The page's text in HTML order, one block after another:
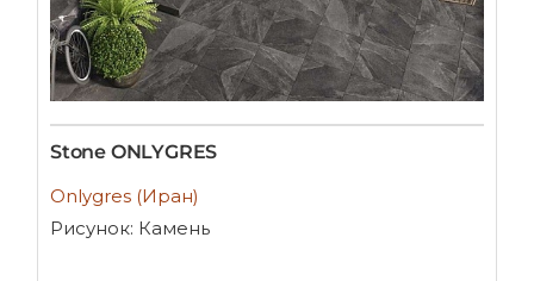
Stone ONLYGRES
Onlygres (Иран)
Рисунок: Камень